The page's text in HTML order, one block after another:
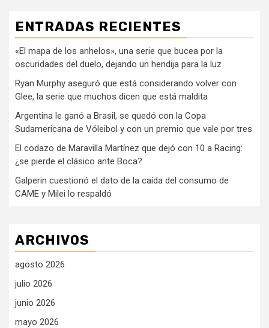
ENTRADAS RECIENTES
«El mapa de los anhelos», una serie que bucea por la
oscuridades del duelo, dejando un hendija para la luz
Ryan Murphy aseguró que está considerando volver con
Glee, la serie que muchos dicen que está maldita
Argentina le ganó a Brasil, se quedó con la Copa
Sudamericana de Vóleibol y con un premio que vale por tres
El codazo de Maravilla Martínez que dejó con 10 a Racing:
¿se pierde el clásico ante Boca?
Galperin cuestionó el dato de la caída del consumo de
CAME y Milei lo respaldó
ARCHIVOS
agosto 2026
julio 2026
junio 2026
mayo 2026